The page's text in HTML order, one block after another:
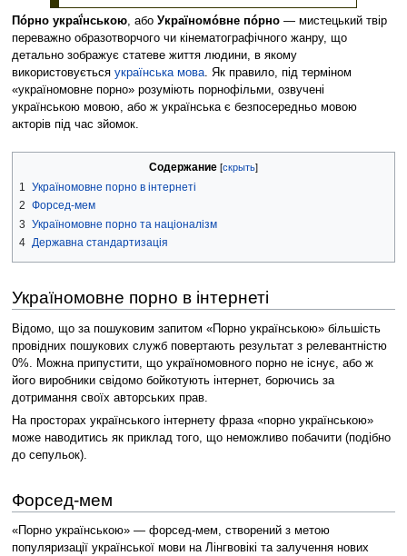
Пóрно украї́нською, або Україномóвне пóрно— мистецький твір
переважно образотворчого чи кінематографічного жанру, що
детально зображує статеве життя людини, в якому
використовується українська мова. Як правило, під терміном
«україномовне порно» розуміють порнофільми, озвучені
українською мовою, або ж українська є безпосередньо мовою
акторів під час зйомок.
Содержание
1 Україномовне порно в інтернеті
2 Форсед-мем
3 Україномовне порно та націоналізм
4 Державна стандартизація
Україномовне порно в інтернеті
Відомо, що за пошуковим запитом «Порно українською» більшість
провідних пошукових служб повертають результат з релевантністю
0%. Можна припустити, що україномовного порно не існує, або ж
його виробники свідомо бойкотують інтернет, борючись за
дотримання своїх авторських прав.
На просторах українського інтернету фраза «порно українською»
може наводитись як приклад того, що неможливо побачити (подібно
до сепульок).
Форсед-мем
«Порно українською» — форсед-мем, створений з метою
популяризації української мови на Лінгвовікі та залучення нових